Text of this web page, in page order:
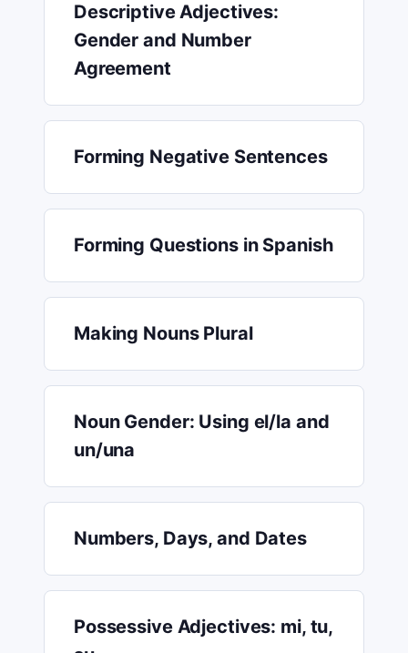
Descriptive Adjectives:
Gender and Number
Agreement
Forming Negative Sentences
Forming Questions in Spanish
Making Nouns Plural
Noun Gender: Using el/la and
un/una
Numbers, Days, and Dates
Possessive Adjectives: mi, tu,